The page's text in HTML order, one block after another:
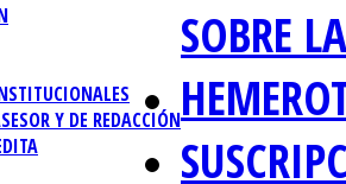
SOBRE
Y DE REDACCIÓN